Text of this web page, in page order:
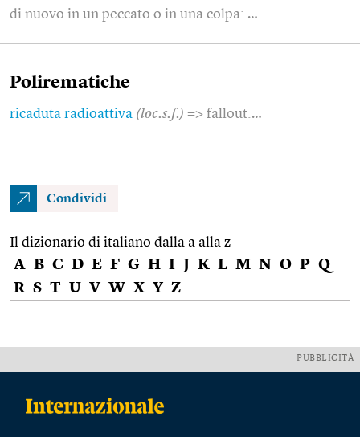
di nuovo in un peccato o in una colpa: …
Polirematiche
ricaduta radioattiva (loc.s.f.) => fallout.…
Condividi
Il dizionario di italiano dalla a alla z
A B C D E F G H I J K L M N O P Q
R S T U V W X Y Z
PUBBLICITÀ